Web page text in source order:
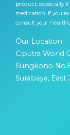
product, especially
medication. If you
consult your
Our Location:
Ciputra World
Sungkono
Surabaya, East